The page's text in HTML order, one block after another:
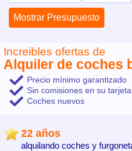
Increibles ofertas de
Alquiler de coches
Precio mínimo garantizado
Sin comisiones en su
Coches nuevos
22 años
alquilando coches y